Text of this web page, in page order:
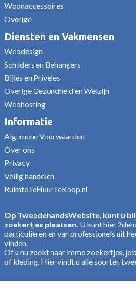
Woonaccessoires
Overige
Diensten en Vakmensen
Webdesign
Schilders en Behangers
Bijles en Priveles
Overige Gezondheid en Welzijn
Webhosting
Informatie
Algemene Voorwaarden
Over ons
Privacy
Veilig handelen
RuimteTeHuurTeKoop.nl
Op TweedehandsWebsite, kunt u
zoekertjes plaatsen. U kunt hier
particulieren en van professionels uit
vinden.
Of u nu zoekt naar immo zoekertjes,
of kleding. Hier vindt u alle soorten